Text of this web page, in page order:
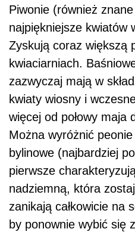
Piwonie (również
najpiękniejsze kwiatów
Zyskują coraz większą
kwiaciarniach.
zazwyczaj mają w
kwiaty wiosny i
więcej od połowy maja
Można wyróżnić
bylinowe (najbardziej
pierwsze
nadziemną, która
zanikają całkowicie na
by ponownie wybić się